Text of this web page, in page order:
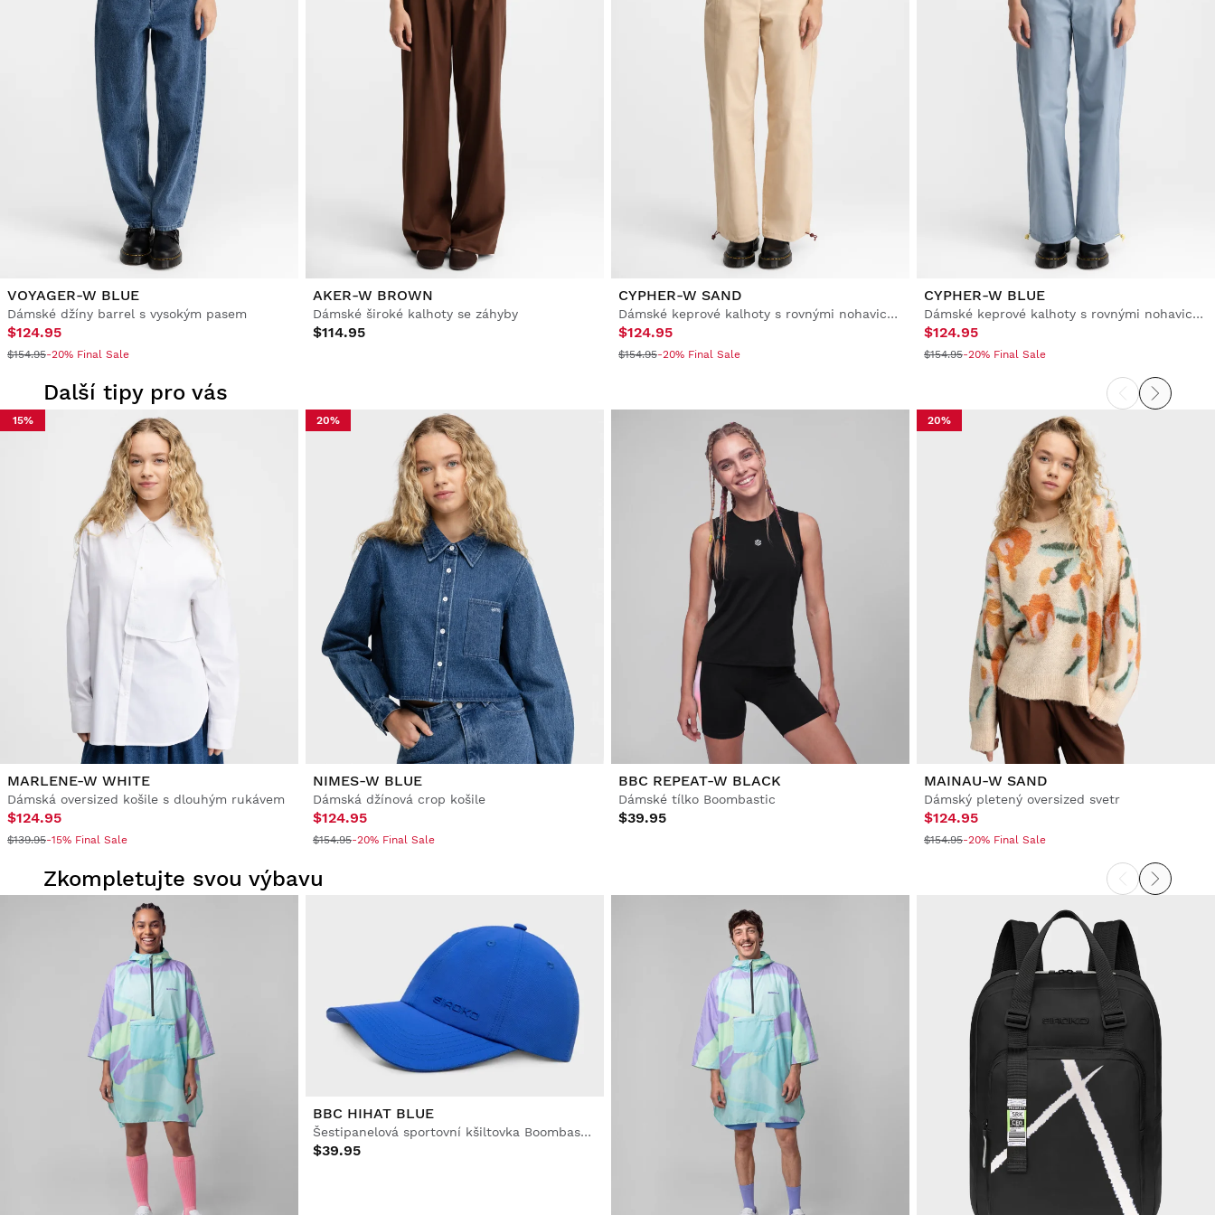
VOYAGER-W BLUE
Dámské džíny barrel s vysokým pasem
$124.95
$154.95-20% Final Sale
AKER-W BROWN
Dámské široké kalhoty se záhyby
$114.95
CYPHER-W SAND
Dámské keprové kalhoty s rovnými nohavicemi
$124.95
$154.95-20% Final Sale
CYPHER-W BLUE
Dámské keprové kalhoty s rovnými nohavicemi
$124.95
$154.95-20% Final Sale
Další tipy pro vás
15%
MARLENE-W WHITE
Dámská oversized košile s dlouhým rukávem
$124.95
$139.95-15% Final Sale
20%
NIMES-W BLUE
Dámská džínová crop košile
$124.95
$154.95-20% Final Sale
BBC REPEAT-W BLACK
Dámské tílko Boombastic
$39.95
20%
MAINAU-W SAND
Dámský pletený oversized svetr
$124.95
$154.95-20% Final Sale
Zkompletujte svou výbavu
BBC HIHAT BLUE
Šestipanelová sportovní kšiltovka Boombastic
$39.95